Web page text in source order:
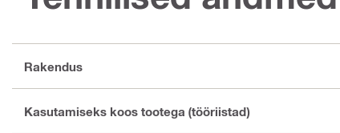
Rakendus
Kasutamiseks koos tootega (tööriistad)